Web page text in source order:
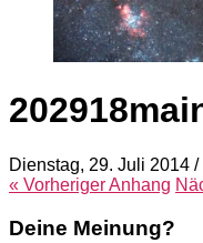
Dienstag, 29. Juli 2014 /
« VorherigerAnhang
Deine Meinung?